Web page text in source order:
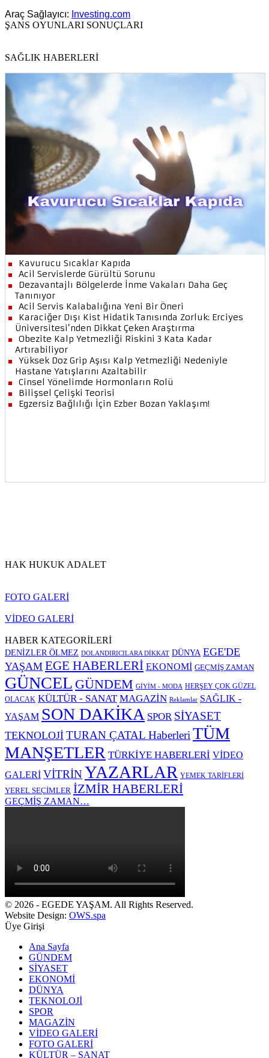
Araç Sağlayıcı: Investing.com
ŞANS OYUNLARI SONUÇLARI
SAĞLIK HABERLERİ
HAK HUKUK ADALET
FOTO GALERİ
VİDEO GALERİ
HABER KATEGORİLERİ
DENİZLER ÖLMEZ DOLANDIRICILARA DİKKAT DÜNYA EGE'DE
YAŞAM EGE HABERLERİ EKONOMİ GEÇMİŞ ZAMAN
GÜNCEL GÜNDEM GİYİM - MODA HERŞEY ÇOK GÜZEL
OLACAK KÜLTÜR - SANAT MAGAZİN Reklamlar SAĞLIK -
YAŞAM SON DAKİKA SPOR SİYASET
TEKNOLOJİ TURAN ÇATAL Haberleri TÜM
MANŞETLER TÜRKİYE HABERLERİ VİDEO
GALERİ VİTRİNYAZARLAR YEMEK TARİFLERİ
YEREL SEÇİMLER İZMİR HABERLERİ
GEÇMİŞ ZAMAN…
© 2026 - EGEDE YAŞAM. All Rights Reserved.
Website Design: OWS.spa
Üye Girişi
Ana Sayfa
GÜNDEM
SİYASET
EKONOMİ
DÜNYA
TEKNOLOJİ
SPOR
MAGAZİN
VİDEO GALERİ
FOTO GALERİ
KÜLTÜR – SANAT